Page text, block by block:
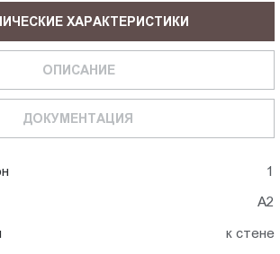
ХАРАКТЕРИСТИКИ
ОПИСАНИЕ
ДОКУМЕНТАЦИЯ
1
А2
к стене